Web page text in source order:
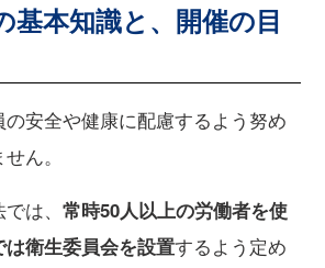
基本知識と、開催の目
安全や健康に配慮するよう努め
ん。
では、常時50人以上の労働者を使
衛生委員会を設置するよう定め